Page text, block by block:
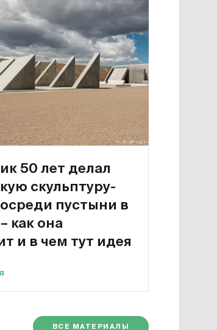
50 лет делал
скульптуру-
пустыни в
как она
и в чем тут идея
ВСЕ МАТЕРИАЛЫ